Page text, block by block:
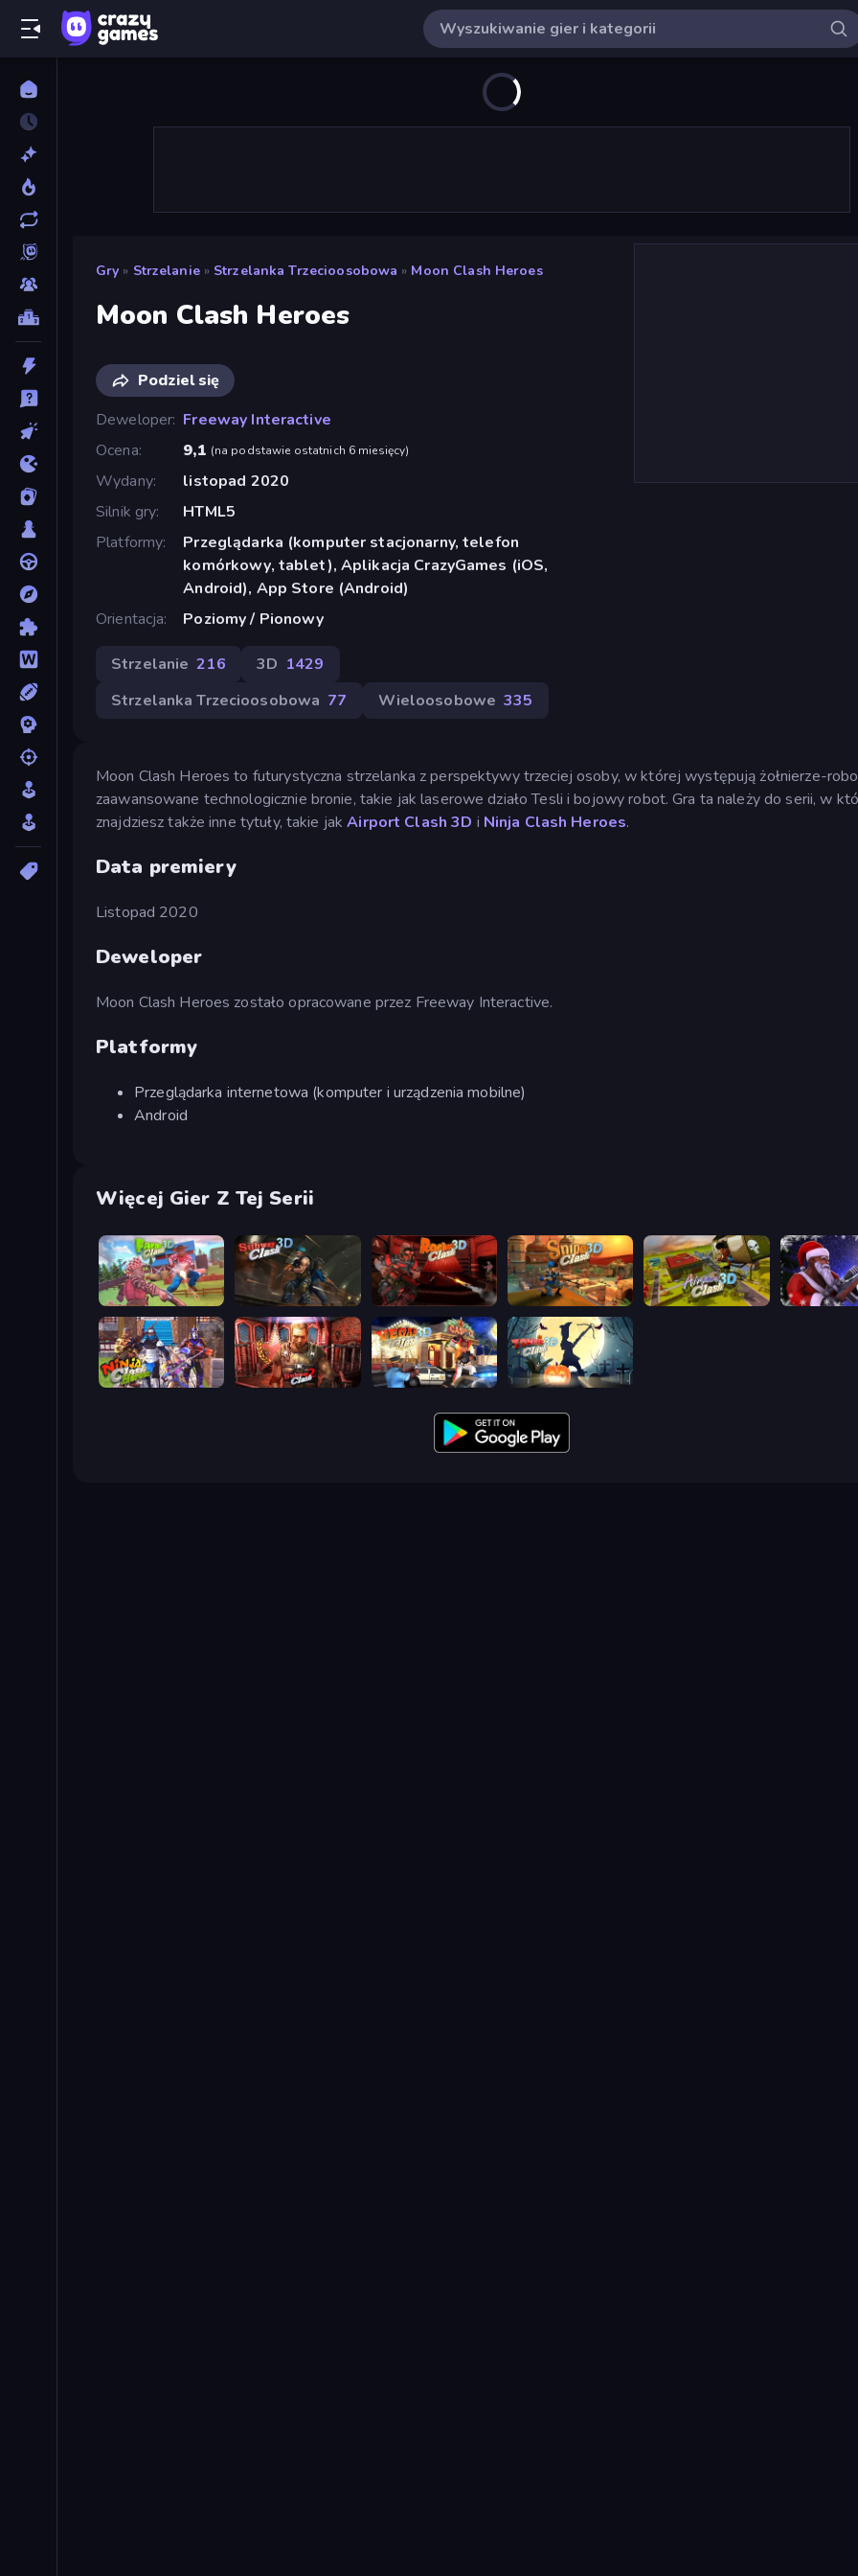
Gry » Strzelanie » Strzelanka Trzecioosobowa » Moon Clash Heroes
Moon Clash Heroes
Podziel się
Deweloper Freeway Interactive
Ocena
9,1 (na podstawie ostatnich 6 miesięcy)
Wydany
listopad 2020
Silnik gry
HTML5
Platformy
Przeglądarka (komputer stacjonarny, telefon
komórkowy, tablet), Aplikacja CrazyGames (iOS,
Android), App Store (Android)
Orientacja
Poziomy / Pionowy
Strzelanie 216 3D 1429
Strzelanka Trzecioosobowa 77 Wieloosobowe 335
Moon Clash Heroes to futurystyczna strzelanka z perspektywy trzeciej osoby, w której występują żołnierze-
zaawansowane technologicznie bronie, takie jak laserowe działo Tesli i bojowy robot. Gra ta należy do serii, w
znajdziesz także inne tytuły, takie jakAirport Clash 3D i Ninja Clash Heroes.
Data premiery
Listopad 2020
Deweloper
Moon Clash Heroes zostało opracowane przez Freeway Interactive.
Platformy
Przeglądarka internetowa (komputer i urządzenia mobilne)
Android
Więcej Gier Z Tej Serii
Farm Clash 3D Subway Clash Remastered Rocket Clash 3D Sniper Clash 3D Airport Clash 3D Winter
Ninja Clash Heroes Subway Clash 2 Vegas Clash 3D Zombie Clash 3D: Halloween